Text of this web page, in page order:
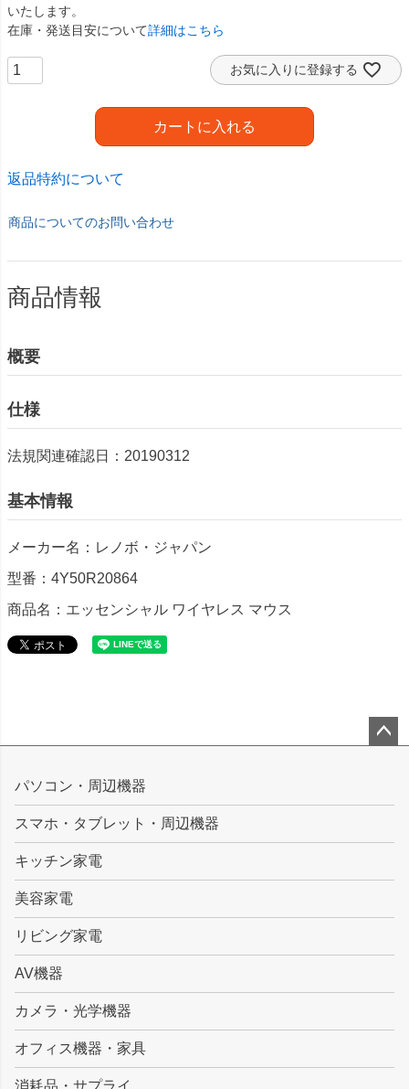
いたします。
在庫・発送目安について詳細はこちら
お気に入りに登録する
カートに入れる
返品特約について
商品についてのお問い合わせ
商品情報
概要
仕様
法規関連確認日：20190312
基本情報
メーカー名：レノボ・ジャパン
型番：4Y50R20864
商品名：エッセンシャル ワイヤレス マウス
ップ
パソコン・周辺機器
スマホ・タブレット・周辺機器
キッチン家電
美容家電
リビング家電
AV機器
カメラ・光学機器
オフィス機器・家具
消耗品・サプライ